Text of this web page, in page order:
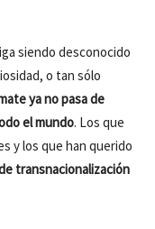
siendo desconocido
o tan sólo
ya no pasa de
el mundo. Los que
y los que han querido
transnacionalización